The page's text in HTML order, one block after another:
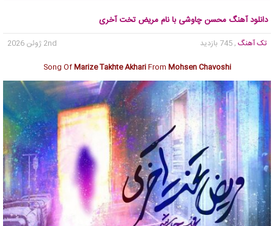
دانلود آهنگ محسن چاوشی با نام مریض تخت آخری
تک آهنگ , 745 بازدید
2nd ژوئن 2026
Song OfMarize Takhte AkhariFrom Mohsen Chavoshi